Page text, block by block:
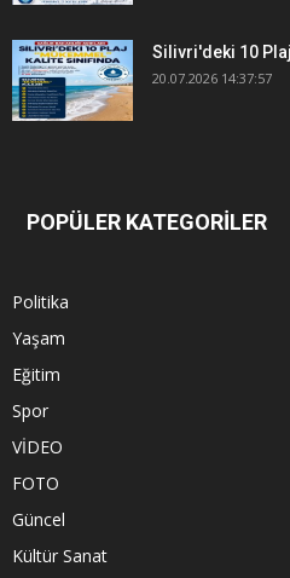
Silivri'deki 10
20.07.2026 14:37:57
POPÜLER KATEGORİLER
Politika
Yaşam
Eğitim
Spor
VİDEO
FOTO
Güncel
Kültür Sanat